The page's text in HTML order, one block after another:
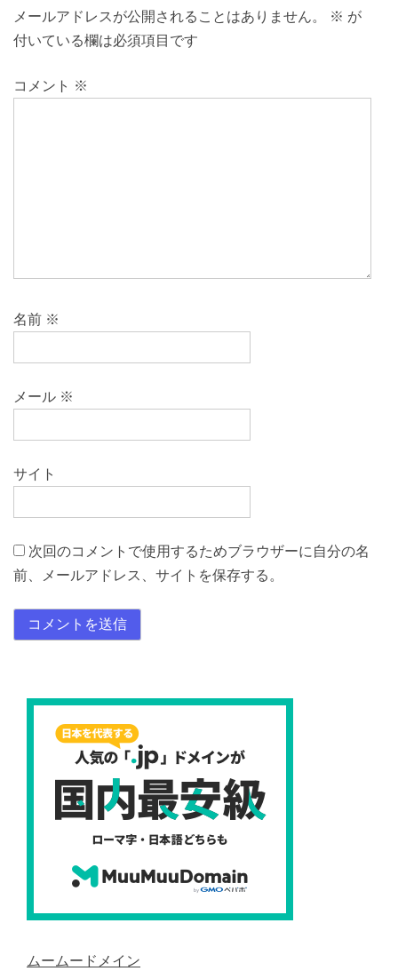
メールアドレスが公開されることはありません。 ※ が
付いている欄は必須項目です
コメント ※
名前 ※
メール ※
サイト
次回のコメントで使用するためブラウザーに自分の名
前、メールアドレス、サイトを保存する。
ムームードメイン